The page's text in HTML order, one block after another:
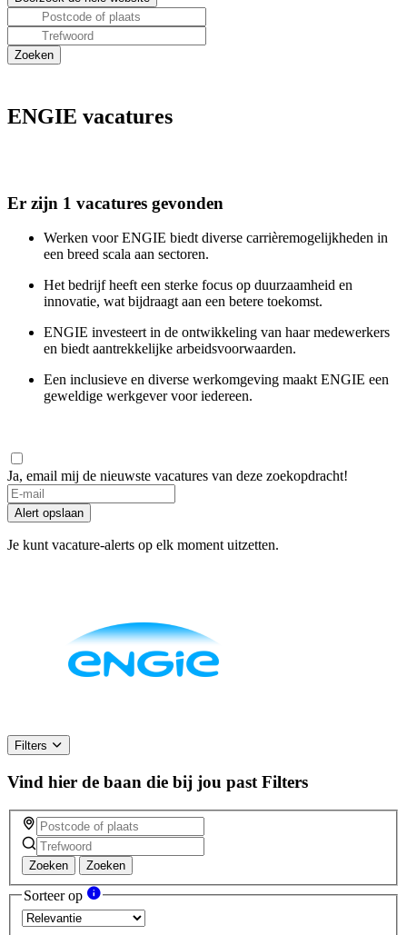
ENGIE vacatures
Er zijn 1 vacatures gevonden
Werken voor ENGIE biedt diverse carrièremogelijkheden in
een breed scala aan sectoren.
Het bedrijf heeft een sterke focus op duurzaamheid en
innovatie, wat bijdraagt aan een betere toekomst.
ENGIE investeert in de ontwikkeling van haar medewerkers
en biedt aantrekkelijke arbeidsvoorwaarden.
Een inclusieve en diverse werkomgeving maakt ENGIE een
geweldige werkgever voor iedereen.
Ja, email mij de nieuwste vacatures van deze zoekopdracht!
Alert opslaan
Je kunt vacature-alerts op elk moment uitzetten.
Filters
Vind hier de baan die bij jou past Filters
Zoeken Zoeken
Sorteer op